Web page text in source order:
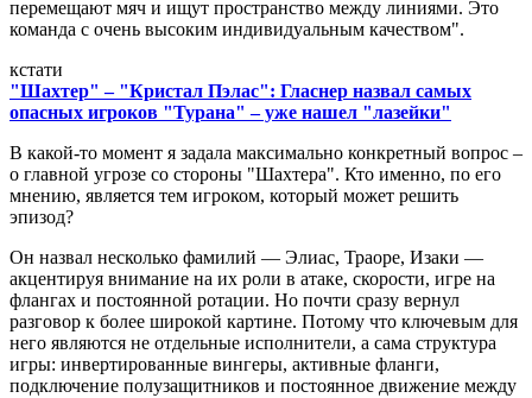
перемещают мяч и ищут пространство между линиями. Это
команда с очень высоким индивидуальным качеством".
кстати
"Шахтер" – "Кристал Пэлас": Гласнер назвал самых
опасных игроков "Турана" – уже нашел "лазейки"
В какой-то момент я задала максимально конкретный вопрос –
о главной угрозе со стороны "Шахтера". Кто именно, по его
мнению, является тем игроком, который может решить
эпизод?
Он назвал несколько фамилий — Элиас, Траоре, Изаки —
акцентируя внимание на их роли в атаке, скорости, игре на
флангах и постоянной ротации. Но почти сразу вернул
разговор к более широкой картине. Потому что ключевым для
него являются не отдельные исполнители, а сама структура
игры: инвертированные вингеры, активные фланги,
подключение полузащитников и постоянное движение между